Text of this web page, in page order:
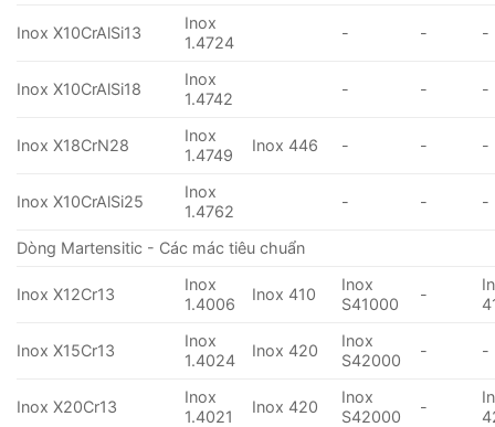
Inox X10CrAlSi13
Inox
1.4724
- - -
Inox X10CrAlSi18
Inox
1.4742
- - -
Inox X18CrN28
Inox
1.4749
Inox 446 - - -
Inox X10CrAlSi25
Inox
1.4762
- - -
Dòng Martensitic - Các mác tiêu chuẩn
Inox X12Cr13
Inox
1.4006
Inox 410
Inox
S41000
-
Inox X15Cr13
Inox
1.4024
Inox 420
Inox
S42000
- -
Inox X20Cr13
Inox
1.4021
Inox 420
Inox
S42000
-